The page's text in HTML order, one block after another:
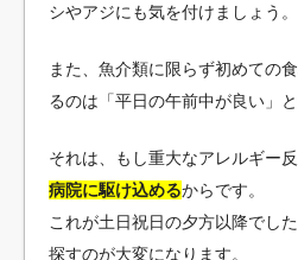
シやアジにも気を付けましょう。
また、魚介類に限らず初めての
るのは「平日の午前中が良い」
それは、もし重大なアレルギー
病院に駆け込めるからです。
これが土日祝日の夕方以降でし
探すのが大変になります。